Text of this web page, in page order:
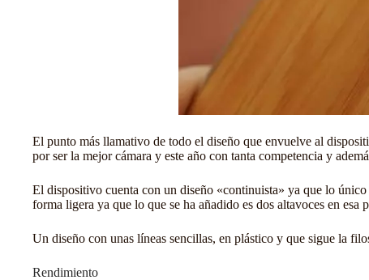
El punto más llamativo de todo el diseño que envuelve al
por ser la mejor cámara y este año con tanta competencia y
El dispositivo cuenta con un diseño «continuista» ya que lo
forma ligera ya que lo que se ha añadido es dos altavoces en
Un diseño con unas líneas sencillas, en plástico y que sigue la
Rendimiento